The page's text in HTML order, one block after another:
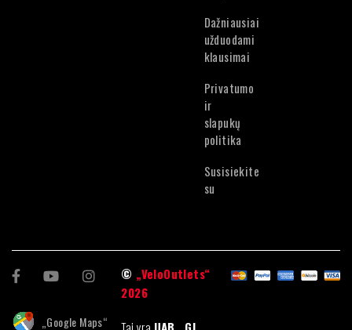
Dažniausiai
užduodami
klausimai
Privatumo
ir
slapukų
politika
Susisiekite
su
„Google Maps“
© „VeloOutlets“
2026